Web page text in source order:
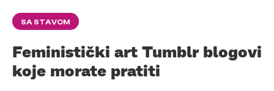
SA STAVOM
Feministički art Tumblr blogovi
koje morate pratiti